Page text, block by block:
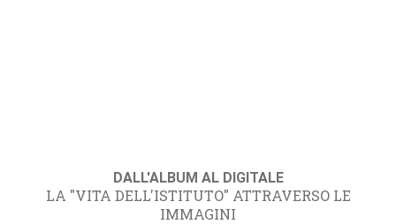
DALL'ALBUM AL DIGITALE
LA "VITA DELL'ISTITUTO" ATTRAVERSO LE
IMMAGINI